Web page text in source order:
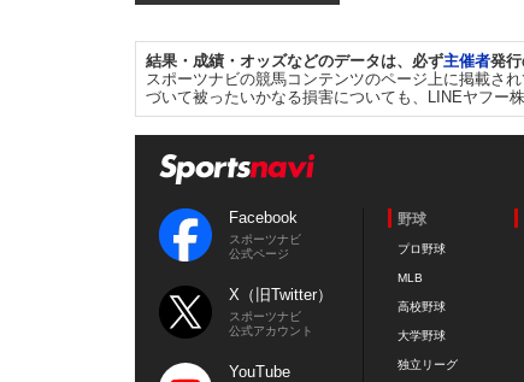
結果・成績・オッズなどのデータは、必ず主催者発行
スポーツナビの競馬コンテンツのページ上に掲載さ
づいて被ったいかなる損害についても、LINEヤフー
Facebook
スポーツナビ
公式ページ
X（旧Twitter）
スポーツナビ
公式アカウント
YouTube
野球
プロ野球
MLB
高校野球
大学野球
独立リーグ